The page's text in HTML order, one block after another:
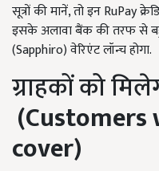
सूत्रों की मानें, तो इन RuPay
इसके अलावा बैंक की तरफ से
(Sapphiro) वेरिएंट लॉन्च होगा.
ग्राहकों को
cover)